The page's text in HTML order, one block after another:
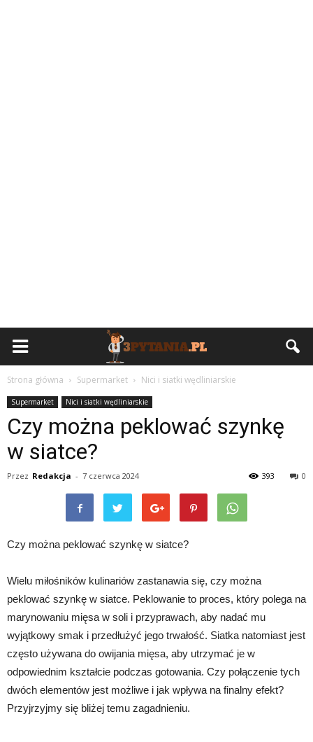
Strona główna Supermarket Nici i siatki wędliniarskie
Supermarket Nici i siatki wędliniarskie
Czy można peklować szynkę
w siatce?
Przez Redakcja - 7 czerwca 2024 0
393
Czy można peklować szynkę w siatce?
Wielu miłośników kulinariów zastanawia się, czy można
peklować szynkę w siatce. Peklowanie to proces, który polega na
marynowaniu mięsa w soli i przyprawach, aby nadać mu
wyjątkowy smak i przedłużyć jego trwałość. Siatka natomiast jest
często używana do owijania mięsa, aby utrzymać je w
odpowiednim kształcie podczas gotowania. Czy połączenie tych
dwóch elementów jest możliwe i jak wpływa na finalny efekt?
Przyjrzyjmy się bliżej temu zagadnieniu.